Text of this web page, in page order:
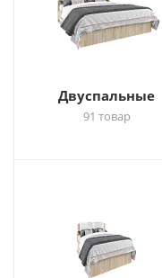
Двуспальные
91 товар